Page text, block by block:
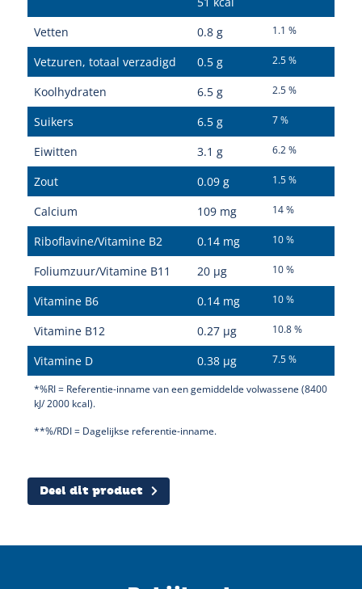
Vetten 0.8 g 1.1 %
Vetzuren, totaal verzadigd 0.5 g 2.5 %
Koolhydraten 6.5 g 2.5 %
Suikers 6.5 g 7 %
Eiwitten 3.1 g 6.2 %
Zout 0.09 g 1.5 %
Calcium 109 mg 14 %
Riboflavine/Vitamine B2 0.14 mg 10 %
Foliumzuur/Vitamine B11 20 µg 10 %
Vitamine B6 0.14 mg 10 %
Vitamine B12 0.27 µg 10.8 %
Vitamine D 0.38 µg 7.5 %
*%RI = Referentie-inname van een gemiddelde volwassene (8400
kJ/ 2000 kcal).
**%/RDI = Dagelijkse referentie-inname.
Deel dit product
Sluiten